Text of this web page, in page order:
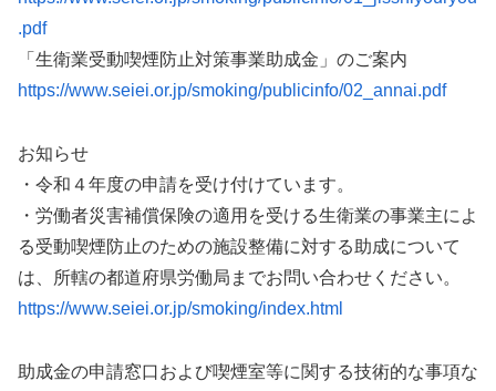
.pdf
「生衛業受動喫煙防止対策事業助成金」のご案内
https://www.seiei.or.jp/smoking/publicinfo/02_annai.pdf
お知らせ
・令和４年度の申請を受け付けています。
・労働者災害補償保険の適用を受ける生衛業の事業主によ
る受動喫煙防止のための施設整備に対する助成について
は、所轄の都道府県労働局までお問い合わせください。
https://www.seiei.or.jp/smoking/index.html
助成金の申請窓口および喫煙室等に関する技術的な事項な